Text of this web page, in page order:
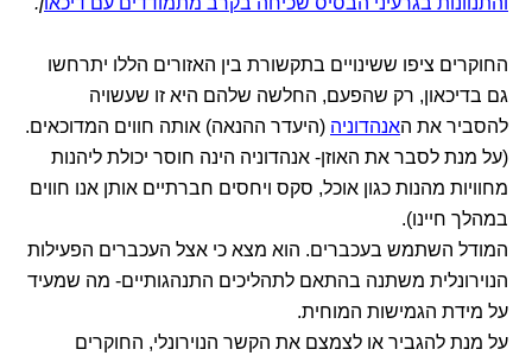
החוקרים ציפו ששינויים בתקשורת בין האזורים הללו יתרחשו
גם בדיכאון, רק שהפעם, החלשה שלהם היא זו שעשויה
להסביר את האנהדוניה (היעדר ההנאה) אותה חווים המדוכאים.
(על מנת לסבר את האוזן- אנהדוניה הינה חוסר יכולת ליהנות
מחוויות מהנות כגון אוכל, סקס ויחסים חברתיים אותן אנו חווים
במהלך חיינו).
המודל השתמש בעכברים. הוא מצא כי אצל העכברים הפעילות
הנוירונלית משתנה בהתאם לתהליכים התנהגותיים- מה שמעיד
על מידת הגמישות המוחית.
על מנת להגביר או לצמצם את הקשר הנוירונלי, החוקרים